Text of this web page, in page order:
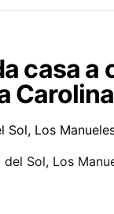
casa a
Carolina
Sol, Los